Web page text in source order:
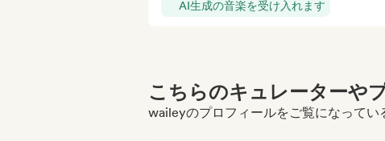
AI生成の音楽を受け入れます
こちらのキュレーターや
waileyのプロフィールをご覧になってい